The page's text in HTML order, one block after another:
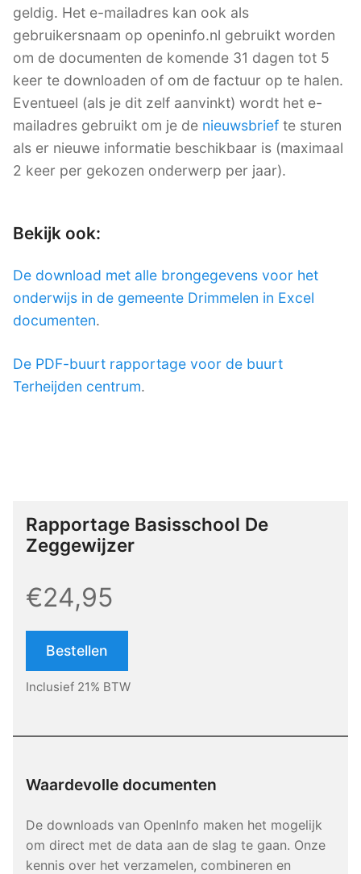
geldig. Het e-mailadres kan ook als
gebruikersnaam op openinfo.nl gebruikt worden
om de documenten de komende 31 dagen tot 5
keer te downloaden of om de factuur op te halen.
Eventueel (als je dit zelf aanvinkt) wordt het e-
mailadres gebruikt om je de nieuwsbrief te sturen
als er nieuwe informatie beschikbaar is (maximaal
2 keer per gekozen onderwerp per jaar).
Bekijk ook:
De download met alle brongegevens voor het
onderwijs in de gemeente Drimmelen in Excel
documenten.
De PDF-buurt rapportage voor de buurt
Terheijden centrum.
Rapportage Basisschool De
Zeggewijzer
€24,95
Bestellen
Inclusief 21% BTW
Waardevolle documenten
De downloads van OpenInfo maken het mogelijk
om direct met de data aan de slag te gaan. Onze
kennis over het verzamelen, combineren en